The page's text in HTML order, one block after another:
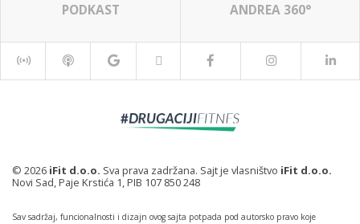
PODKAST ANDREA 360°
© 2026 iFit d.o.o. Sva prava zadržana. Sajt je vlasništvo iFit d.o.o.
Novi Sad, Paje Krstića 1, PIB 107 850 248
Sav sadržaj, funcionalnosti i dizajn ovog sajta potpada pod autorsko pravo koje